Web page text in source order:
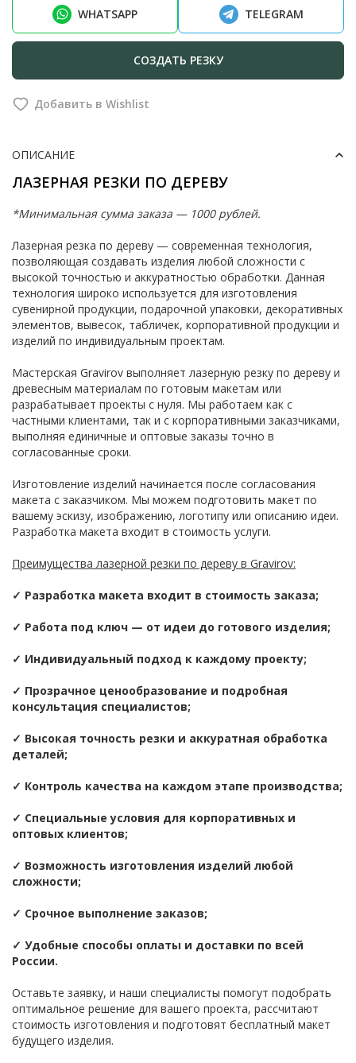
WHATSAPP TELEGRAM
СОЗДАТЬ РЕЗКУ
Добавить в Wishlist
ОПИСАНИЕ
ЛАЗЕРНАЯ РЕЗКИ ПО ДЕРЕВУ
*Минимальная сумма заказа — 1000 рублей.
Лазерная резка по дереву — современная технология,
позволяющая создавать изделия любой сложности с
высокой точностью и аккуратностью обработки. Данная
технология широко используется для изготовления
сувенирной продукции, подарочной упаковки, декоративных
элементов, вывесок, табличек, корпоративной продукции и
изделий по индивидуальным проектам.
Мастерская Gravirov выполняет лазерную резку по дереву и
древесным материалам по готовым макетам или
разрабатывает проекты с нуля. Мы работаем как с
частными клиентами, так и с корпоративными заказчиками,
выполняя единичные и оптовые заказы точно в
согласованные сроки.
Изготовление изделий начинается после согласования
макета с заказчиком. Мы можем подготовить макет по
вашему эскизу, изображению, логотипу или описанию идеи.
Разработка макета входит в стоимость услуги.
Преимущества лазерной резки по дереву в Gravirov:
✓ Разработка макета входит в стоимость заказа;
✓ Работа под ключ — от идеи до готового изделия;
✓ Индивидуальный подход к каждому проекту;
✓ Прозрачное ценообразование и подробная
консультация специалистов;
✓ Высокая точность резки и аккуратная обработка
деталей;
✓ Контроль качества на каждом этапе производства;
✓ Специальные условия для корпоративных и
оптовых клиентов;
✓ Возможность изготовления изделий любой
сложности;
✓ Срочное выполнение заказов;
✓ Удобные способы оплаты и доставки по всей
России.
Оставьте заявку, и наши специалисты помогут подобрать
оптимальное решение для вашего проекта, рассчитают
стоимость изготовления и подготовят бесплатный макет
будущего изделия.